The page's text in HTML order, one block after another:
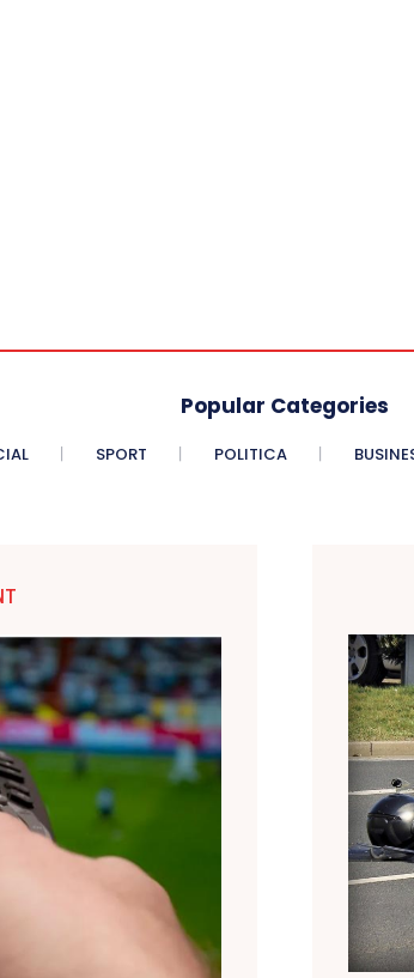
Popular Categories
SPORT POLITICA